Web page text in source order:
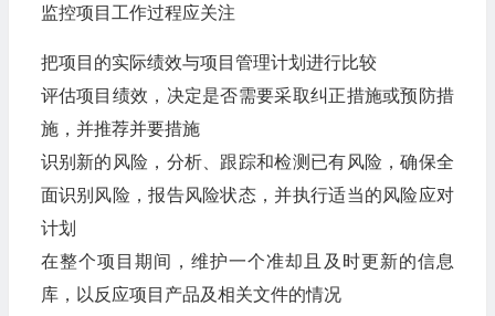
监控项目工作过程应关注
把项目的实际绩效与项目管理计划进行比较
评估项目绩效，决定是否需要采取纠正措施或预防措
施，并推荐并要措施
识别新的风险，分析、跟踪和检测已有风险，确保全
面识别风险，报告风险状态，并执行适当的风险应对
计划
在整个项目期间，维护一个准却且及时更新的信息
库，以反应项目产品及相关文件的情况